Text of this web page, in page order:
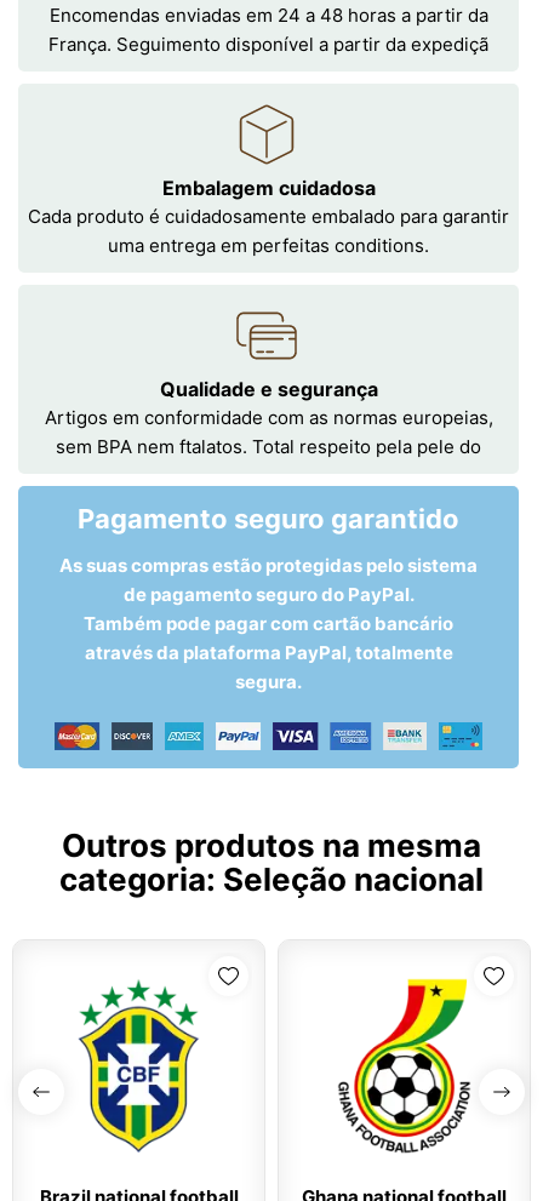
Encomendas enviadas em 24 a 48 horas a partir da
França. Seguimento disponível a partir da expediçã
Embalagem cuidadosa
Cada produto é cuidadosamente embalado para garantir
uma entrega em perfeitas conditions.
Qualidade e segurança
Artigos em conformidade com as normas europeias,
sem BPA nem ftalatos. Total respeito pela pele do
Pagamento seguro garantido
As suas compras estão protegidas pelo sistema
de pagamento seguro do PayPal.
Também pode pagar com cartão bancário
através da plataforma PayPal, totalmente
segura.
Outros produtos na mesma
categoria: Seleção nacional